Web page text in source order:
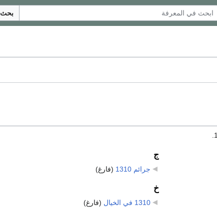
بحث
ج
جرائم 1310 (فارغ)
خ
1310 في الخيال (فارغ)